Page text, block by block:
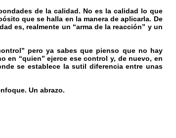
de la calidad. No es la calidad lo que
que se halla en la manera de aplicarla. De
es, realmente un “arma de la reacción” y un
pero ya sabes que pienso que no hay
en “quien” ejerce ese control y, de nuevo, en
se establece la sutil diferencia entre unas
Un abrazo.